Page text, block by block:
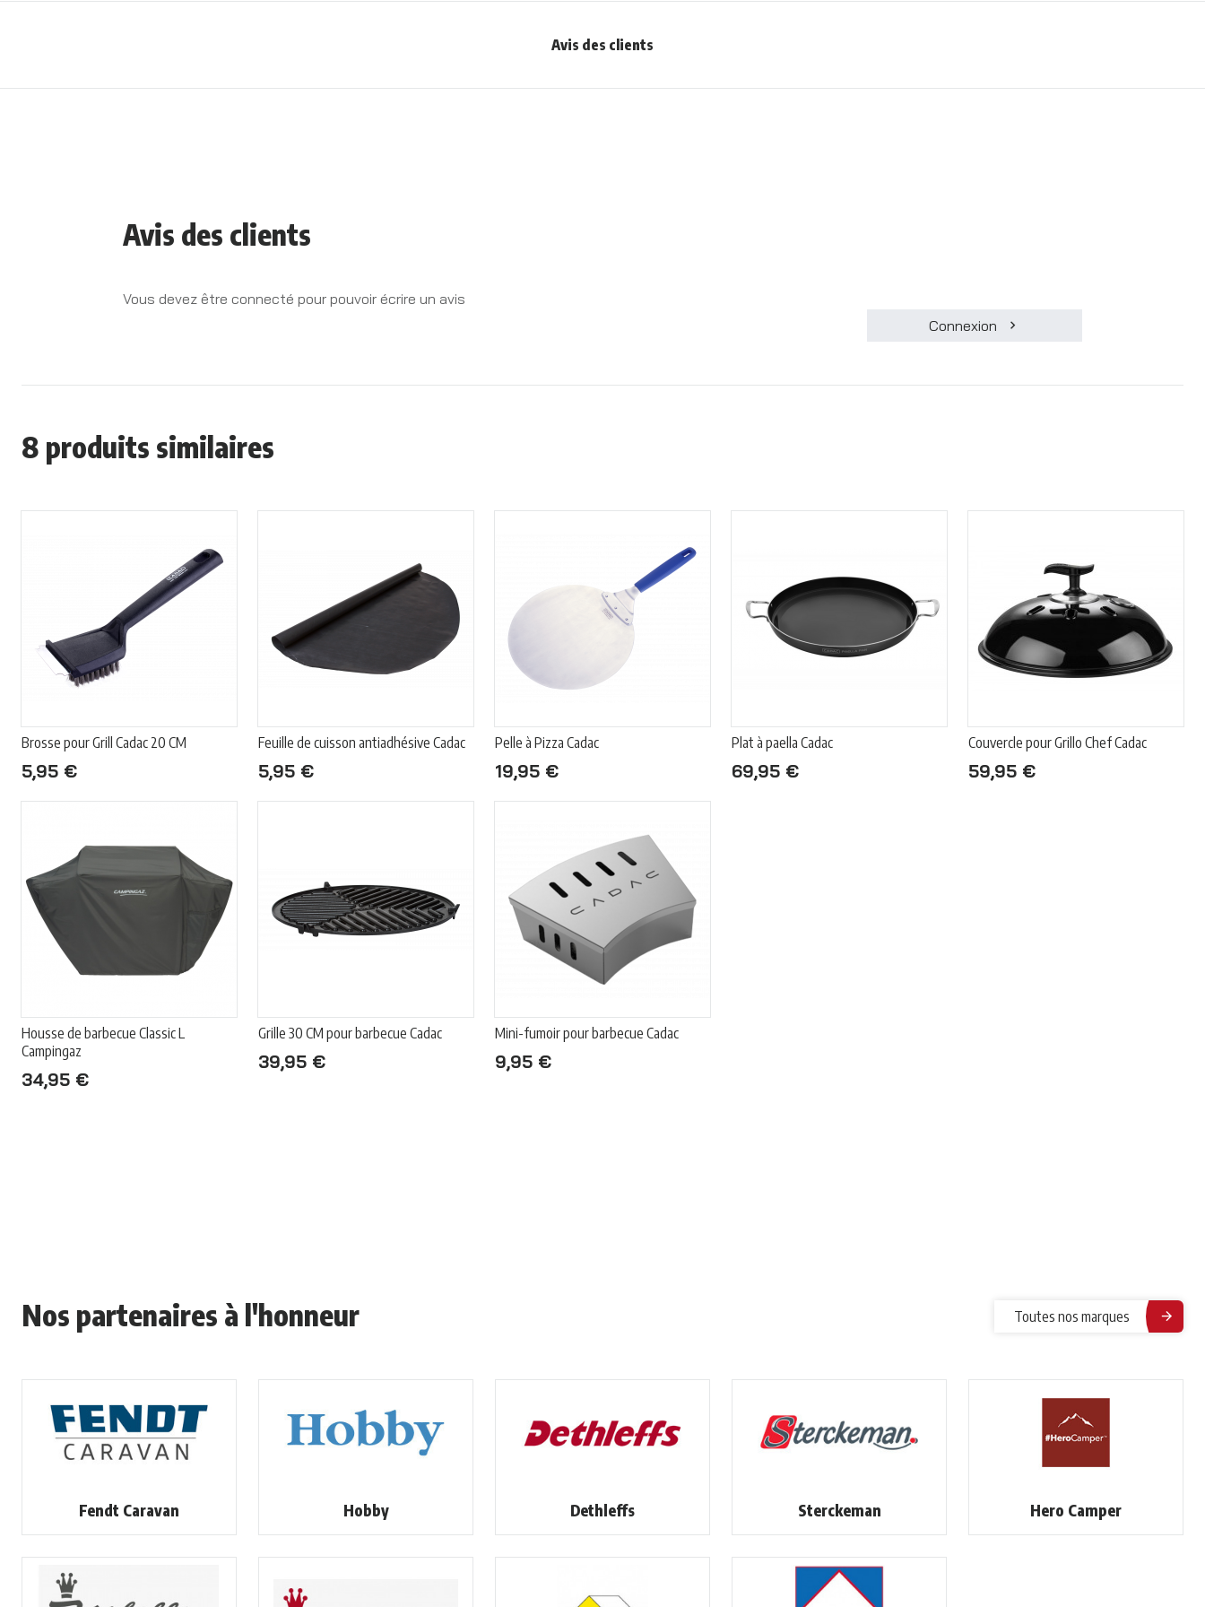
Avis des clients
Avis des clients
Vous devez être connecté pour pouvoir écrire un avis
Connexion
8 produits similaires
Brosse pour Grill Cadac 20 CM
5,95 €
Feuille de cuisson antiadhésive Cadac
5,95 €
Pelle à Pizza Cadac
19,95 €
Plat à paella Cadac
69,95 €
Couvercle pour Grillo Chef Cadac
59,95 €
Housse de barbecue Classic L
Campingaz
34,95 €
Grille 30 CM pour barbecue Cadac
39,95 €
Mini-fumoir pour barbecue Cadac
9,95 €
Nos partenaires à l'honneur Toutes nos marques
Fendt Caravan Hobby Dethleffs Sterckeman Hero Camper